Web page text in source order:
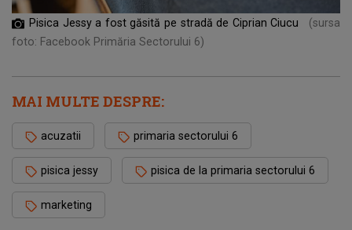
Pisica Jessy a fost găsită pe stradă de Ciprian Ciucu
(sursa
foto: Facebook Primăria Sectorului 6)
MAI MULTE DESPRE:
acuzatii primaria sectorului 6
pisica jessy pisica de la primaria sectorului 6
marketing